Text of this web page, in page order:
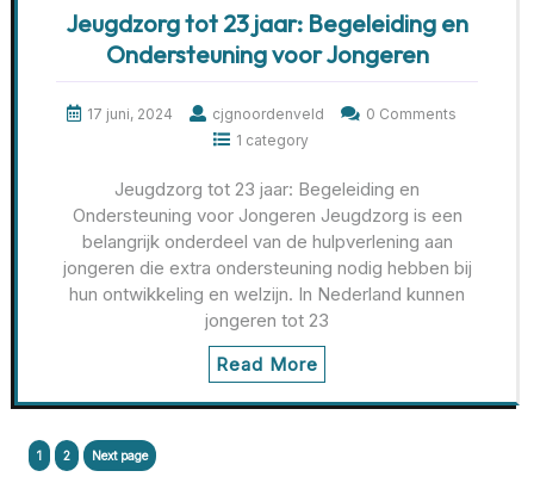
Jeugdzorg tot 23 jaar: Begeleiding en
Ondersteuning voor Jongeren
17 juni, 2024 cjgnoordenveld
0 Comments
1 category
Jeugdzorg tot 23 jaar: Begeleiding en
Ondersteuning voor Jongeren Jeugdzorg is een
belangrijk onderdeel van de hulpverlening aan
jongeren die extra ondersteuning nodig hebben bij
hun ontwikkeling en welzijn. In Nederland kunnen
jongeren tot 23
Read More
Berichtnavigatie
Page
1 Page
2 Next page